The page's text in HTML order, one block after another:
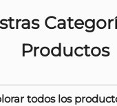
Productos
todos los